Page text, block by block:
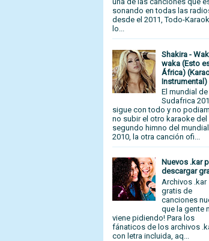
sonando en todas las
desde el 2011, Todo-
lo...
Shakira -
waka (Esto
África)
Instrumental)
El mundial de
Sudafrica
sigue con todo y no
no subir el otro karaoke del
segundo himno del mundial
2010, la otra canción ofi...
Nuevos .kar
descargar
Archivos .kar
gratis de
canciones
que la gente
viene pidiendo! Para los
fánaticos de los archivos
con letra incluida, aq...